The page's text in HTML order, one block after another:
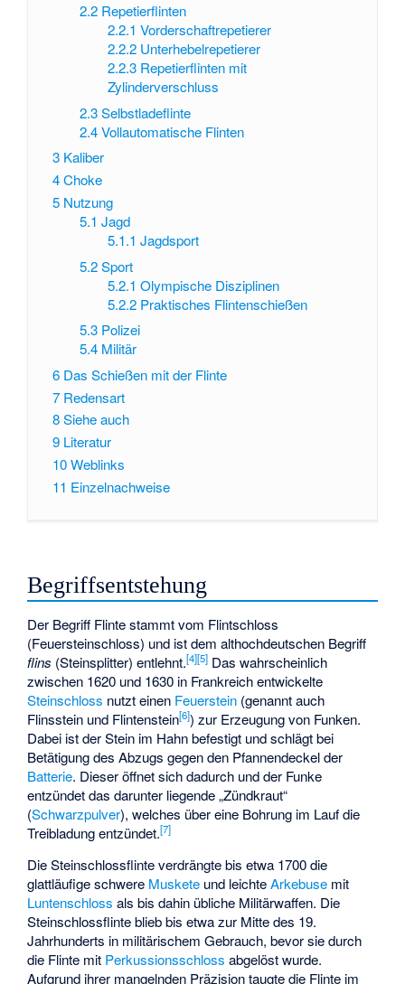
2.2 Repetierflinten
2.2.1 Vorderschaftrepetierer
2.2.2 Unterhebelrepetierer
2.2.3 Repetierflinten mit
Zylinderverschluss
2.3 Selbstladeflinte
2.4 Vollautomatische Flinten
3 Kaliber
4Choke
5 Nutzung
5.1 Jagd
5.1.1 Jagdsport
5.2 Sport
5.2.1 Olympische Disziplinen
5.2.2 Praktisches Flintenschießen
5.3 Polizei
5.4 Militär
6 Das Schießen mit der Flinte
7 Redensart
8Siehe auch
9 Literatur
10Weblinks
11 Einzelnachweise
Begriffsentstehung
Der Begriff Flinte stammt vom Flintschloss
(Feuersteinschloss) und ist dem althochdeutschen Begriff
flins (Steinsplitter) entlehnt.[4][5] Das wahrscheinlich
zwischen 1620 und 1630 in Frankreich entwickelte
Steinschloss nutzt einen Feuerstein (genannt auch
Flinsstein und Flintenstein[6]) zur Erzeugung von Funken.
Dabei ist der Stein im Hahn befestigt und schlägt bei
Betätigung des Abzugs gegen den Pfannendeckel der
Batterie. Dieser öffnet sich dadurch und der Funke
entzündet das darunter liegende „Zündkraut“
(Schwarzpulver), welches über eine Bohrung im Lauf die
Treibladung entzündet.[7]
Die Steinschlossflinte verdrängte bis etwa 1700 die
glattläufige schwere Muskete und leichteArkebuse mit
Luntenschloss als bis dahin übliche Militärwaffen. Die
Steinschlossflinte blieb bis etwa zur Mitte des 19.
Jahrhunderts in militärischem Gebrauch, bevor sie durch
die Flinte mit Perkussionsschloss abgelöst wurde.
Aufgrund ihrer mangelnden Präzision taugte die Flinte im